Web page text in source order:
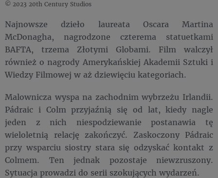
© 2023 20th Century Studios
Najnowsze dzieło laureata Oscara Martina
McDonagha, nagrodzone czterema statuetkami
BAFTA, trzema Złotymi Globami. Film walczył
również o nagrody Amerykańskiej Akademii Sztuki i
Wiedzy Filmowej w aż dziewięciu kategoriach.
Malownicza wyspa na zachodnim wybrzeżu Irlandii.
Pádraic i Colm przyjaźnią się od lat, kiedy nagle
jeden z nich niespodziewanie postanawia tę
wieloletnią relację zakończyć. Zaskoczony Pádraic
przy wsparciu siostry stara się odzyskać kontakt z
Colmem. Ten jednak pozostaje niewzruszony.
Sytuacja prowadzi do serii szokujących wydarzeń.